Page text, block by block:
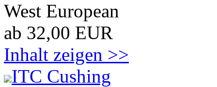
West European
ab 32,00 EUR
Inhalt zeigen >>
ITC Cushing